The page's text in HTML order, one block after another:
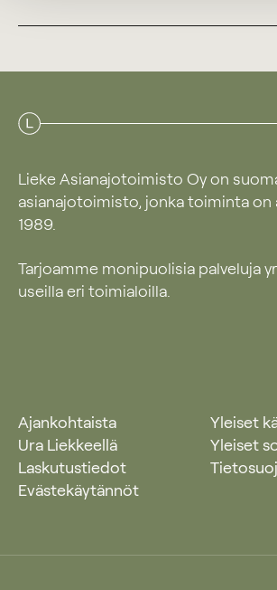
Lieke Asianajotoimisto Oy on
asianajotoimisto, jonka toiminta on
1989.
Tarjoamme monipuolisia palveluja
useilla eri toimialoilla.
Ajankohtaista
Ura Liekkeellä
Laskutustiedot
Evästekäytännöt
Yleiset
Yleiset